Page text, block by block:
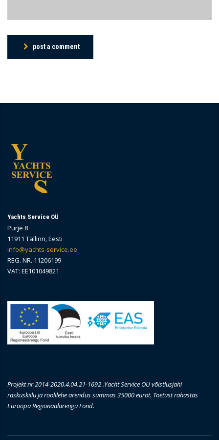
post a comment
Yachts Service OÜ
Purje 8
11911 Tallinn, Eesti
info@yachts-service.ee
REG. NR. 11206199
VAT: EE101049821
Projekt nr 2014-2020.4.04.21-1692 .Yacht Service OÜ võistlusjahi
raskuskiilu ja roolilehe arendus summas 35000 eurot. Toetust rahastas
Euroopa Regionaalarengu Fond.